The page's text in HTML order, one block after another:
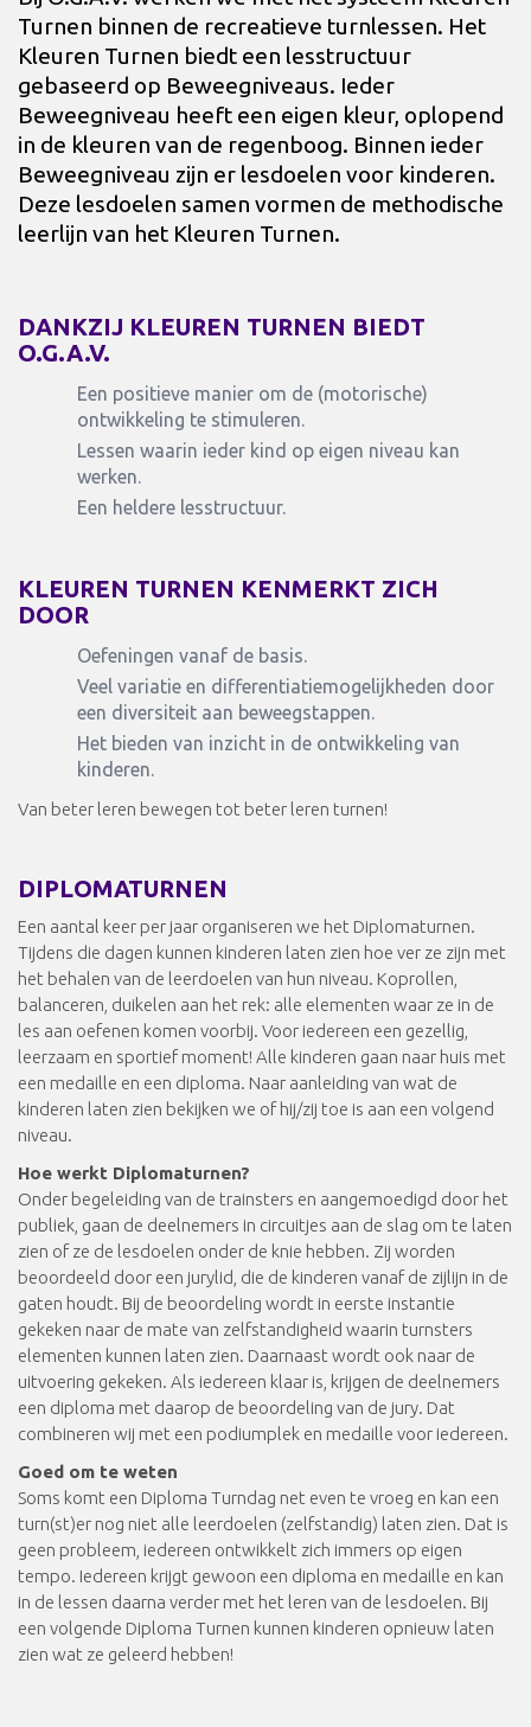
Turnen binnen de recreatieve turnlessen. Het
Kleuren Turnen biedt een lesstructuur
gebaseerd op Beweegniveaus. Ieder
Beweegniveau heeft een eigen kleur, oplopend
in de kleuren van de regenboog. Binnen ieder
Beweegniveau zijn er lesdoelen voor kinderen.
Deze lesdoelen samen vormen de methodische
leerlijn van het Kleuren Turnen.
DANKZIJ KLEUREN TURNEN BIEDT
O.G.A.V.
Een positieve manier om de (motorische)
ontwikkeling te stimuleren.
Lessen waarin ieder kind op eigen niveau kan
werken.
Een heldere lesstructuur.
KLEUREN TURNEN KENMERKT ZICH
DOOR
Oefeningen vanaf de basis.
Veel variatie en differentiatiemogelijkheden door
een diversiteit aan beweegstappen.
Het bieden van inzicht in de ontwikkeling van
kinderen.
Van beter leren bewegen tot beter leren turnen!
DIPLOMATURNEN
Een aantal keer per jaar organiseren we het Diplomaturnen.
Tijdens die dagen kunnen kinderen laten zien hoe ver ze zijn met
het behalen van de leerdoelen van hun niveau. Koprollen,
balanceren, duikelen aan het rek: alle elementen waar ze in de
les aan oefenen komen voorbij. Voor iedereen een gezellig,
leerzaam en sportief moment! Alle kinderen gaan naar huis met
een medaille en een diploma. Naar aanleiding van wat de
kinderen laten zien bekijken we of hij/zij toe is aan een volgend
niveau.
Hoe werkt Diplomaturnen?
Onder begeleiding van de trainsters en aangemoedigd door het
publiek, gaan de deelnemers in circuitjes aan de slag om te laten
zien of ze de lesdoelen onder de knie hebben. Zij worden
beoordeeld door een jurylid, die de kinderen vanaf de zijlijn in de
gaten houdt. Bij de beoordeling wordt in eerste instantie
gekeken naar de mate van zelfstandigheid waarin turnsters
elementen kunnen laten zien. Daarnaast wordt ook naar de
uitvoering gekeken. Als iedereen klaar is, krijgen de deelnemers
een diploma met daarop de beoordeling van de jury. Dat
combineren wij met een podiumplek en medaille voor iedereen.
Goed om te weten
Soms komt een Diploma Turndag net even te vroeg en kan een
turn(st)er nog niet alle leerdoelen (zelfstandig) laten zien. Dat is
geen probleem, iedereen ontwikkelt zich immers op eigen
tempo. Iedereen krijgt gewoon een diploma en medaille en kan
in de lessen daarna verder met het leren van de lesdoelen. Bij
een volgende Diploma Turnen kunnen kinderen opnieuw laten
zien wat ze geleerd hebben!